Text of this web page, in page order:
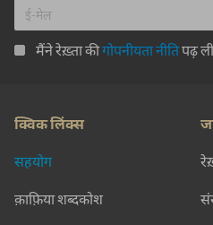
मैंने रेख़्ता कीगोपनीयता नीतिपढ़
क्विक लिंक्स
सहयोग
क़ाफ़िया शब्दकोश